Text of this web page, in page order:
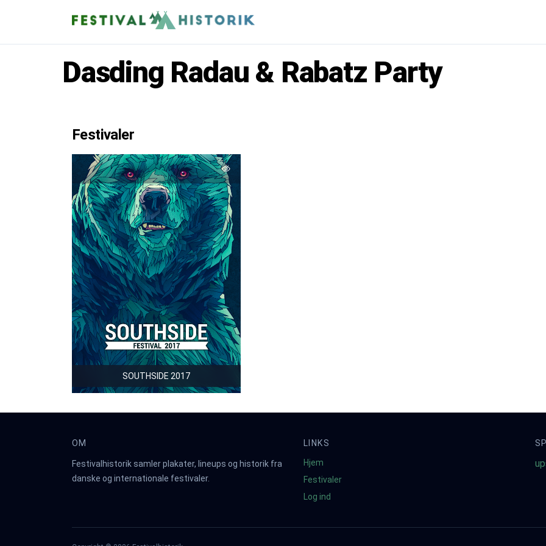
Dasding Radau & Rabatz Party
Festivaler
SOUTHSIDE 2017
OM
Festivalhistorik samler plakater, lineups og historik fra
danske og internationale festivaler.
LINKS
Hjem
Festivaler
Log ind